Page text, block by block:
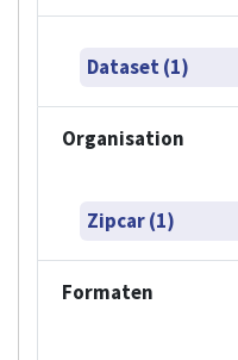
Dataset (1)
Organisation
Zipcar (1)
Formaten